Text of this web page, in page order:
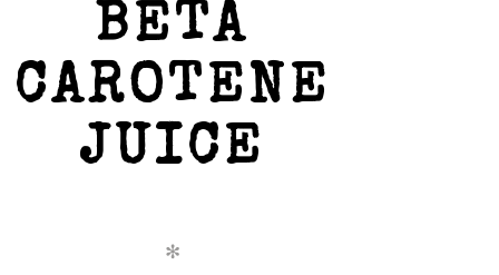
BETA
CAROTENE
JUICE
✻